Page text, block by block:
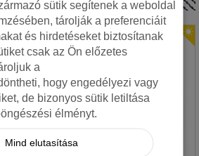
sütik segítenek a weboldal
tárolják a preferenciáit
és hirdetéseket biztosítanak
csak az Ön előzetes
a
hogy engedélyezi vagy
de bizonyos sütik letiltása
élményt.
Mind elutasítása